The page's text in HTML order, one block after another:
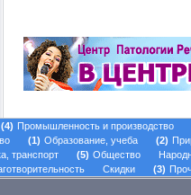
4
Промышленность и производство
1 Образование, учеба 2
транспорт 5 Общество
Скидки 3